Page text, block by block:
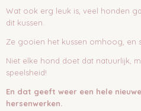
Wat ook erg leuk is, veel honden
dit kussen.
Ze gooien het kussen omhoog, en
Niet elke hond doet dat natuurlijk,
speelsheid!
En dat geeft weer een hele
hersenwerken.